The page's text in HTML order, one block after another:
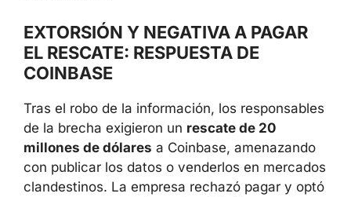
complejas campañas de phishing y vishing,
personalizadas y altamente convincentes.
EL RESCATE: RESPUESTA DE
COINBASE
Tras el robo de la información, los
responsables de la brecha exigieron un